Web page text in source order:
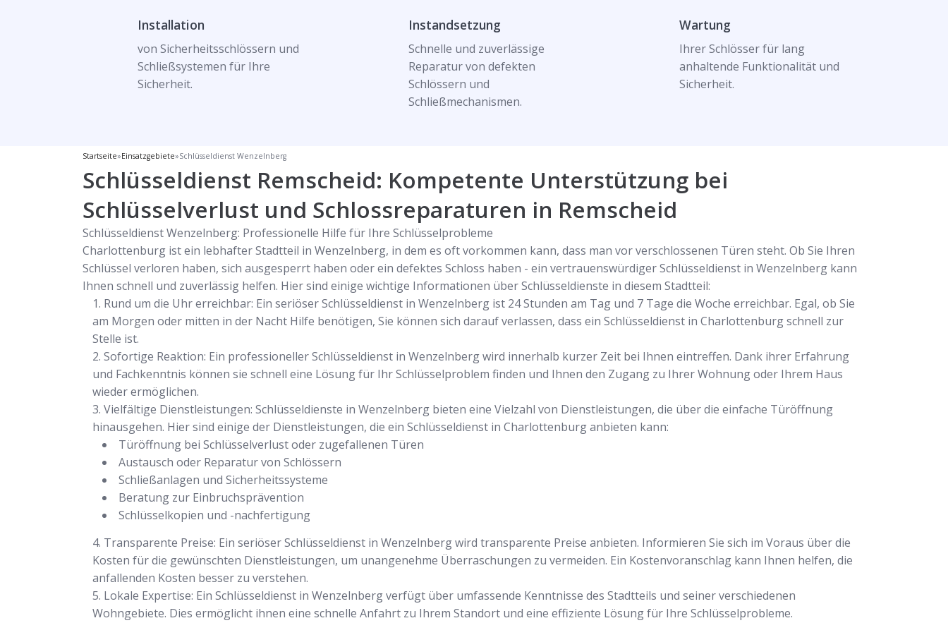
Installation
von Sicherheitsschlössern und
Schließsystemen für Ihre
Sicherheit.
Instandsetzung
Schnelle und zuverlässige
Reparatur von defekten
Schlössern und
Schließmechanismen.
Wartung
Ihrer Schlösser für lang
anhaltende Funktionalität und
Sicherheit.
Startseite»Einsatzgebiete»Schlüsseldienst Wenzelnberg
Schlüsseldienst Remscheid: Kompetente Unterstützung bei
Schlüsselverlust und Schlossreparaturen in Remscheid
Schlüsseldienst Wenzelnberg: Professionelle Hilfe für Ihre Schlüsselprobleme
Charlottenburg ist ein lebhafter Stadtteil in Wenzelnberg, in dem es oft vorkommen kann, dass man vor verschlossenen Türen steht. Ob Sie Ihren
Schlüssel verloren haben, sich ausgesperrt haben oder ein defektes Schloss haben - ein vertrauenswürdiger Schlüsseldienst in Wenzelnberg kann
Ihnen schnell und zuverlässig helfen. Hier sind einige wichtige Informationen über Schlüsseldienste in diesem Stadtteil:
Rund um die Uhr erreichbar: Ein seriöser Schlüsseldienst in Wenzelnberg ist 24 Stunden am Tag und 7 Tage die Woche erreichbar. Egal, ob Sie
am Morgen oder mitten in der Nacht Hilfe benötigen, Sie können sich darauf verlassen, dass ein Schlüsseldienst in Charlottenburg schnell zur
Stelle ist.
Sofortige Reaktion: Ein professioneller Schlüsseldienst in Wenzelnberg wird innerhalb kurzer Zeit bei Ihnen eintreffen. Dank ihrer Erfahrung
und Fachkenntnis können sie schnell eine Lösung für Ihr Schlüsselproblem finden und Ihnen den Zugang zu Ihrer Wohnung oder Ihrem Haus
wieder ermöglichen.
Vielfältige Dienstleistungen: Schlüsseldienste in Wenzelnberg bieten eine Vielzahl von Dienstleistungen, die über die einfache Türöffnung
hinausgehen. Hier sind einige der Dienstleistungen, die ein Schlüsseldienst in Charlottenburg anbieten kann:
Türöffnung bei Schlüsselverlust oder zugefallenen Türen
Austausch oder Reparatur von Schlössern
Schließanlagen und Sicherheitssysteme
Beratung zur Einbruchsprävention
Schlüsselkopien und -nachfertigung
Transparente Preise: Ein seriöser Schlüsseldienst in Wenzelnberg wird transparente Preise anbieten. Informieren Sie sich im Voraus über die
Kosten für die gewünschten Dienstleistungen, um unangenehme Überraschungen zu vermeiden. Ein Kostenvoranschlag kann Ihnen helfen, die
anfallenden Kosten besser zu verstehen.
Lokale Expertise: Ein Schlüsseldienst in Wenzelnberg verfügt über umfassende Kenntnisse des Stadtteils und seiner verschiedenen
Wohngebiete. Dies ermöglicht ihnen eine schnelle Anfahrt zu Ihrem Standort und eine effiziente Lösung für Ihre Schlüsselprobleme.